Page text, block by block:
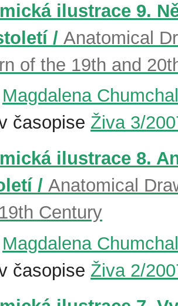
ilustrace 9.
/ Anatomical
of the 19th and
Magdalena
časopise Živa 3/
ilustrace 8.
/ Anatomical
Century
Magdalena
časopise Živa 2/